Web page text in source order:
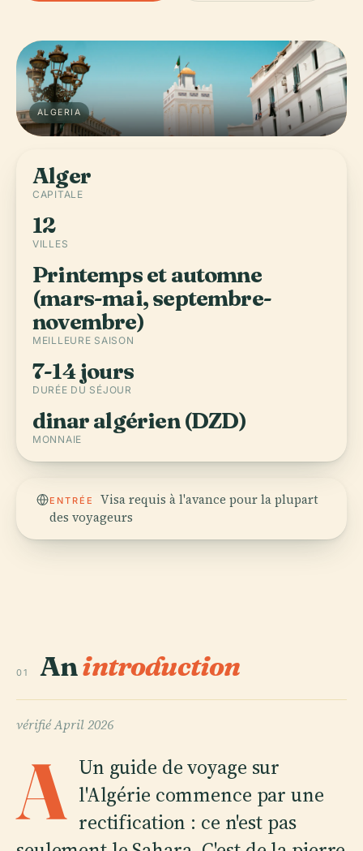
ALGERIA
Alger
CAPITALE
12
VILLES
Printemps et automne
(mars-mai, septembre-
novembre)
MEILLEURE SAISON
7-14 jours
DURÉE DU SÉJOUR
dinar algérien (DZD)
MONNAIE
ENTRÉE
Visa requis à l'avance pour la plupart
des voyageurs
01 Anintroduction
vérifiéApril 2026
A Un guide de voyage sur
l'Algérie commence par une
rectification : ce n'est pas